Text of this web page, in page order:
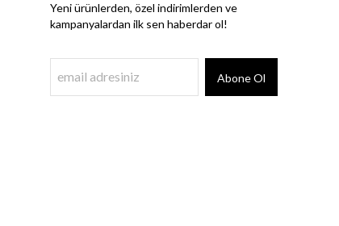
Yeni ürünlerden, özel indirimlerden ve
kampanyalardan ilk sen haberdar ol!
Abone Ol